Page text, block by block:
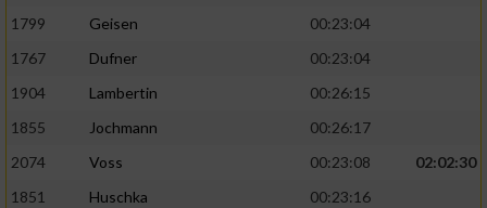
1799
Geisen
00:23:04
1767
Dufner
00:23:04
1904
Lambertin
00:26:15
1855
Jochmann
00:26:17
2074
Voss 00:23:08
02:02:30
1851
Huschka
00:23:16